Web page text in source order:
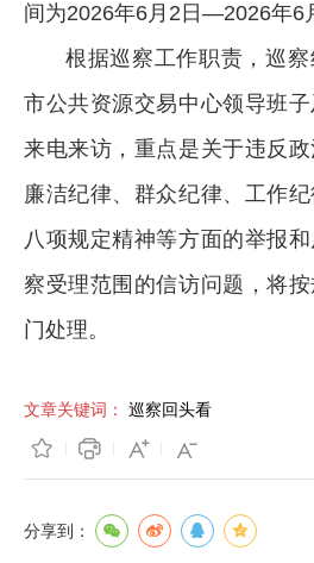
间为2026年6月2日—2026年6
根据巡察工作职责，巡
市公共资源交易中心领导班
来电来访，重点是关于违反政
廉洁纪律、群众纪律、工作
八项规定精神等方面的举报
察受理范围的信访问题，将
门处理。
文章关键词： 巡察回头看
分享到：